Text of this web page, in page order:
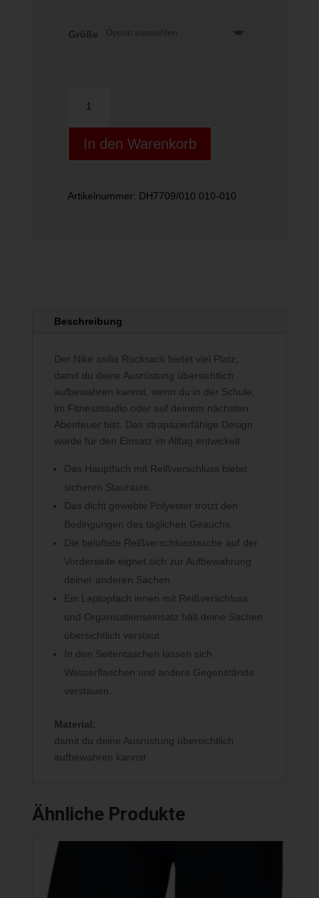
Größe
Brasilia
9.5
Training
Bac
In den Warenkorb
Artikelnummer: DH7709/010 010-010
Beschreibung
Der Nike asilia Rucksack bietet viel Platz,
damit du deine Ausrüstung übersichtlich
aufbewahren kannst, wenn du in der Schule,
im Fitnessstudio oder auf deinem nächsten
Abenteuer bist. Das strapazierfähige Design
wurde für den Einsatz im Alltag entwickelt.
Das Hauptfach mit Reißverschluss bietet
sicheren Stauraum.
Das dicht gewebte Polyester trotzt den
Bedingungen des täglichen Geauchs.
Die belüftete Reißverschlusstasche auf der
Vorderseite eignet sich zur Aufbewahrung
deiner anderen Sachen.
Ein Laptopfach innen mit Reißverschluss
und Organisationseinsatz hält deine Sachen
übersichtlich verstaut.
In den Seitentaschen lassen sich
Wasserflaschen und andere Gegenstände
verstauen.
Material:
damit du deine Ausrüstung übersichtlich
aufbewahren kannst
Ähnliche Produkte